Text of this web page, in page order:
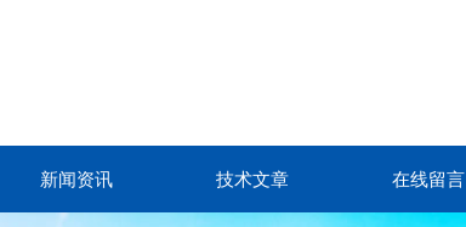
新闻资讯 技术文章 在线留言